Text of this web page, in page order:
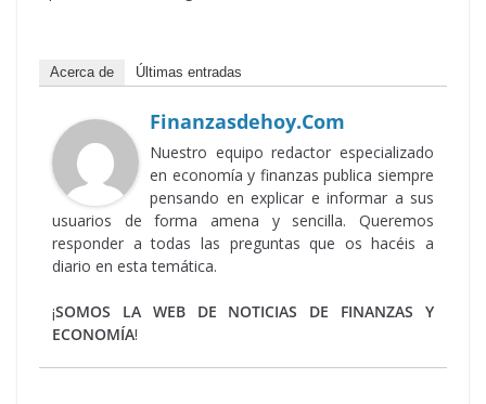
Acerca de Últimas entradas
Finanzasdehoy.com
Nuestro equipo redactor especializado
en economía y finanzas publica siempre
pensando en explicar e informar a sus
usuarios de forma amena y sencilla. Queremos
responder a todas las preguntas que os hacéis a
diario en esta temática.
¡SOMOS LA WEB DE NOTICIAS DE FINANZAS Y
ECONOMÍA!